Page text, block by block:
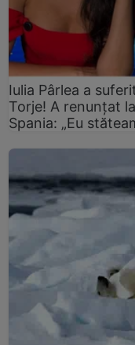
Iulia Pârlea a
Torje! A renunțat
Spania: „Eu